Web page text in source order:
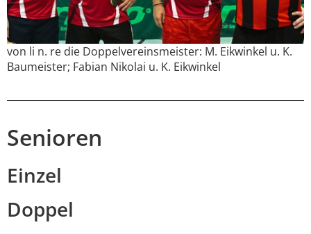
von li n. re die Doppelvereinsmeister: M. Eikwinkel u. K.
Baumeister; Fabian Nikolai u. K. Eikwinkel
Senioren
Einzel
Doppel